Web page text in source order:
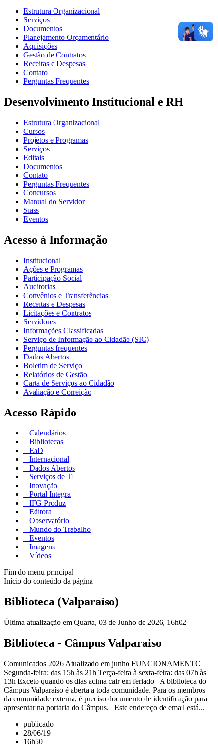
Estrutura Organizacional
Serviços
Documentos
Planejamento Orçamentário
Aquisições
Gestão de Contratos
Receitas e Despesas
Contato
Perguntas Frequentes
Desenvolvimento Institucional e RH
Estrutura Organizacional
Cursos
Projetos e Programas
Serviços
Editais
Documentos
Contato
Perguntas Frequentes
Concursos
Manual do Servidor
Siass
Eventos
Acesso à Informação
Institucional
Ações e Programas
Participação Social
Auditorias
Convênios e Transferências
Receitas e Despesas
Licitações e Contratos
Servidores
Informações Classificadas
Serviço de Informação ao Cidadão (SIC)
Perguntas frequentes
Dados Abertos
Boletim de Serviço
Relatórios de Gestão
Carta de Serviços ao Cidadão
Avaliação e Correição
Acesso Rápido
Calendários
Bibliotecas
EaD
Internacional
Dados Abertos
Serviços de TI
Inovação
Portal Integra
IFG Produz
Editora
Observatório
Mundo do Trabalho
Eventos
Imagens
Vídeos
Fim do menu principal
Início do conteúdo da página
Biblioteca (Valparaíso)
Última atualização em Quarta, 03 de Junho de 2026, 16h02
Biblioteca - Câmpus Valparaiso
Comunicados 2026 Atualizado em junho FUNCIONAMENTO
Segunda-feira: das 15h às 21h Terça-feira à sexta-feira: das 07h às
13h Exceto quando os dias acima cair em feriado A biblioteca do
Câmpus Valparaíso é aberta a toda comunidade. Para os membros
da comunidade externa, é preciso documento de identificação para
apresentar na portaria do Câmpus. Este endereço de email está...
publicado
28/06/19
16h50